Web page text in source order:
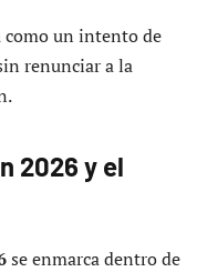
como un intento de
renunciar a la
2026 y el
se enmarca dentro de